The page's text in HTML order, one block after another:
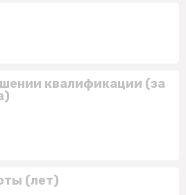
квалификации (за
(лет)